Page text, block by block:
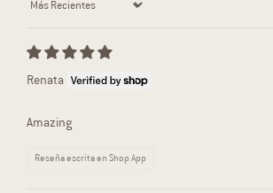
Sort by
Renata
Amazing
Reseña escrita en Shop App